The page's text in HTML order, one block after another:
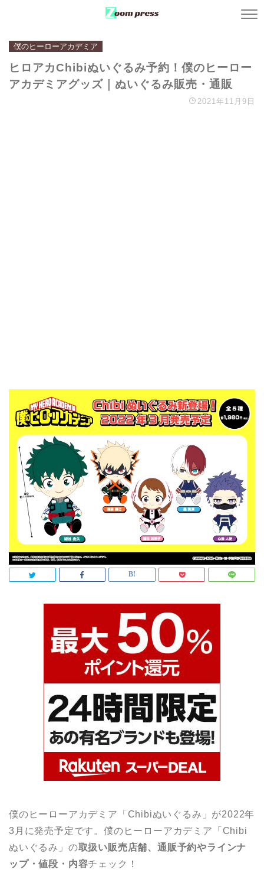
僕のヒーローアカデミア
ヒロアカChibiぬいぐるみ予約！僕のヒーロー
アカデミアグッズ｜ぬいぐるみ販売・通販
2021年11月9日
僕のヒーローアカデミア「Chibiぬいぐるみ」が2022年
3月に発売予定です。僕のヒーローアカデミア「Chibi
ぬいぐるみ」の取扱い販売店舗、通販予約やラインナ
ップ・値段・内容チェック！